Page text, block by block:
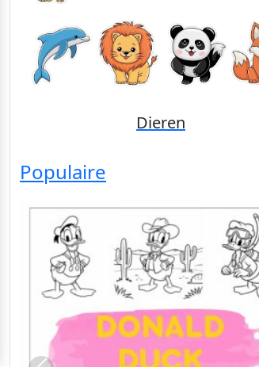
Disney
Populaire